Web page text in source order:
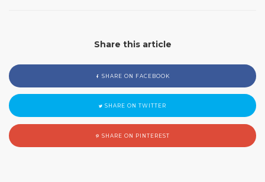
Share this article
SHARE ON FACEBOOK
SHARE ON TWITTER
SHARE ON PINTEREST